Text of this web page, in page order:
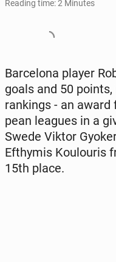
Reading time: 2 Minutes
Barcelona player
goals and 50
rank­ings - an
pean leagues in a
Swede Viktor
Efthymis Koulouris
15th place.